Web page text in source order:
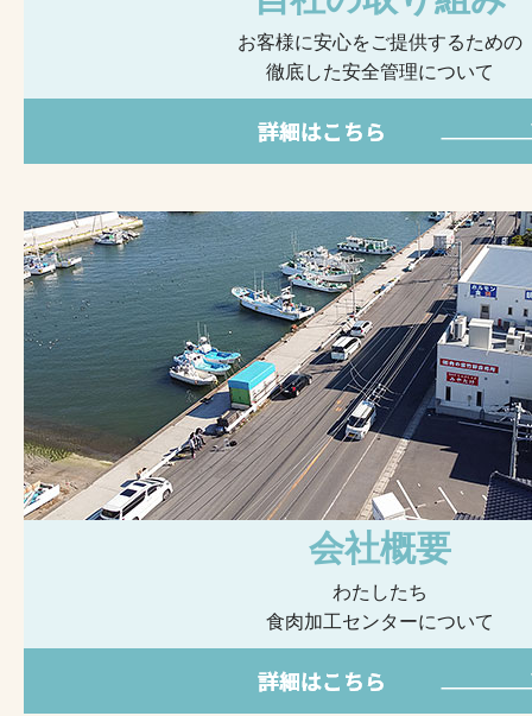
お客様に安心をご提供するための
徹底した安全管理について
会社概要
わたしたち
食肉加工センターについて